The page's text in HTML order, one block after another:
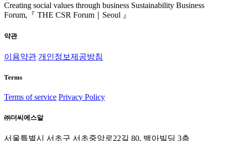
Creating social values through business Sustainability Business
Forum, 『 THE CSR Forum｜Seoul 』
약관
이용약관 개인정보제공방침
Terms
Terms of service Privacy Policy
㈜더씨에스알
서울특별시 서초구 서초중앙로22길 80, 백아빌딩 3층